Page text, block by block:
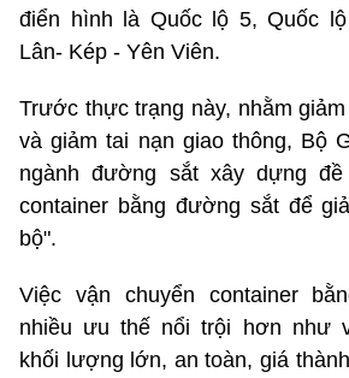
điển hình là Quốc lộ 5, Quốc
Lân- Kép - Yên Viên.
Trước thực trạng này, nhằm
và giảm tai nạn giao thông, Bộ
ngành đường sắt xây dựng
container bằng đường sắt để
bộ".
Việc vận chuyển container
nhiều ưu thế nổi trội hơn như
khối lượng lớn, an toàn, giá